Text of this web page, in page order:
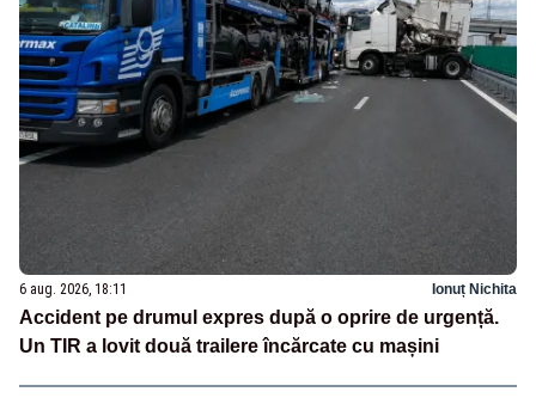
6 aug. 2026, 18:11 Ionuț Nichita
Accident pe drumul expres după o oprire de urgență.
Un TIR a lovit două trailere încărcate cu mașini